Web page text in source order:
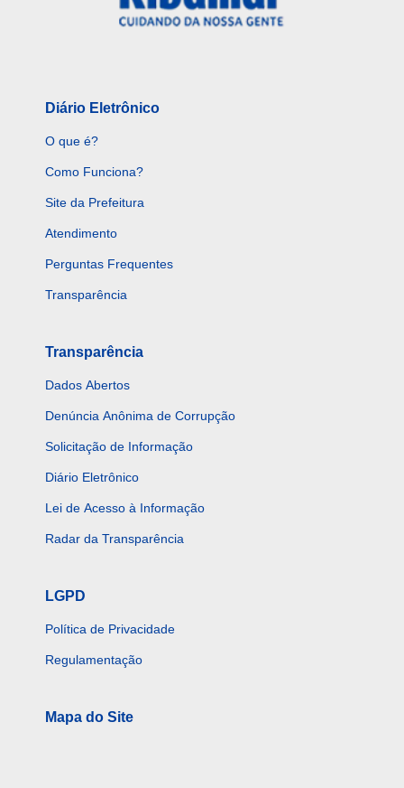
Diário Eletrônico
O que é?
Como Funciona?
Site da Prefeitura
Atendimento
Perguntas Frequentes
Transparência
Transparência
Dados Abertos
Denúncia Anônima de Corrupção
Solicitação de Informação
Diário Eletrônico
Lei de Acesso à Informação
Radar da Transparência
LGPD
Política de Privacidade
Regulamentação
Mapa do Site